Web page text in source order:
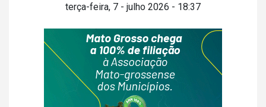
terça-feira, 7 - julho 2026 - 18:37